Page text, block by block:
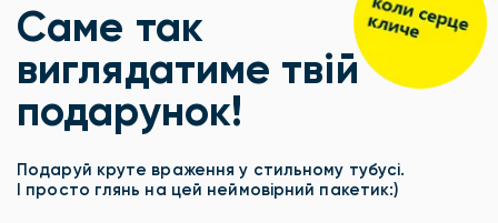
Саме так
виглядатиме твій
подарунок!
Подаруй круте враження у стильному тубусі.
І просто глянь на цей неймовірний пакетик:)